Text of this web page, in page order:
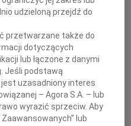
Naszemu Drogiemu Koledze
Zarządu Zrzeszenia
Paczkowskiemu
i Jego Najbliższym
udzieloną przejdź do
przetwarzane także do
dotyczących
lub łączone z danymi
Jeśli podstawą
uzasadniony interes
– Agora S.A. – lub
wyrazić sprzeciw. Aby
lub